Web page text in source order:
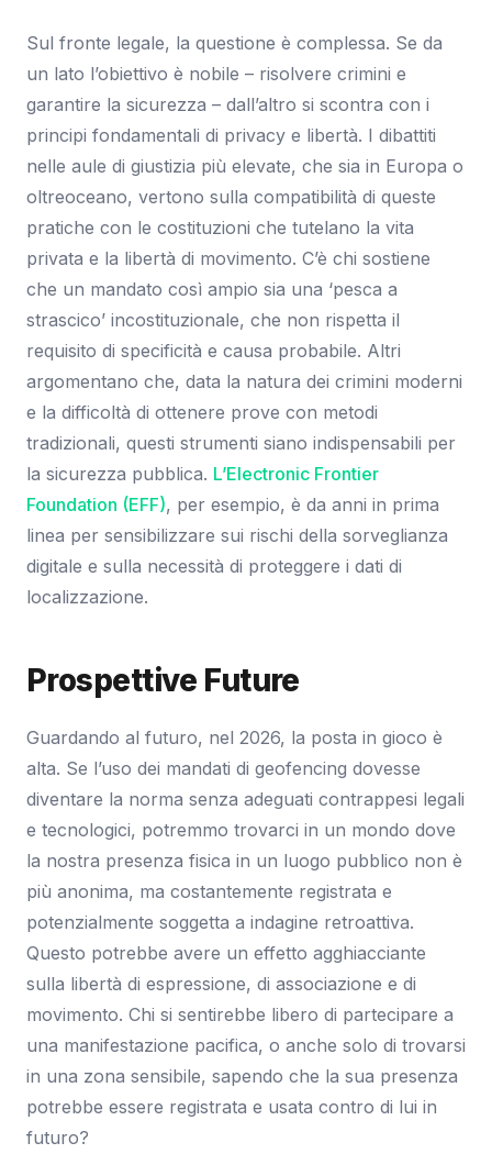
Sul fronte legale, la questione è complessa. Se da
un lato l’obiettivo è nobile – risolvere crimini e
garantire la sicurezza – dall’altro si scontra con i
principi fondamentali di privacy e libertà. I dibattiti
nelle aule di giustizia più elevate, che sia in Europa o
oltreoceano, vertono sulla compatibilità di queste
pratiche con le costituzioni che tutelano la vita
privata e la libertà di movimento. C’è chi sostiene
che un mandato così ampio sia una ‘pesca a
strascico’ incostituzionale, che non rispetta il
requisito di specificità e causa probabile. Altri
argomentano che, data la natura dei crimini moderni
e la difficoltà di ottenere prove con metodi
tradizionali, questi strumenti siano indispensabili per
la sicurezza pubblica. L’Electronic Frontier
Foundation (EFF), per esempio, è da anni in prima
linea per sensibilizzare sui rischi della sorveglianza
digitale e sulla necessità di proteggere i dati di
localizzazione.
Prospettive Future
Guardando al futuro, nel 2026, la posta in gioco è
alta. Se l’uso dei mandati di geofencing dovesse
diventare la norma senza adeguati contrappesi legali
e tecnologici, potremmo trovarci in un mondo dove
la nostra presenza fisica in un luogo pubblico non è
più anonima, ma costantemente registrata e
potenzialmente soggetta a indagine retroattiva.
Questo potrebbe avere un effetto agghiacciante
sulla libertà di espressione, di associazione e di
movimento. Chi si sentirebbe libero di partecipare a
una manifestazione pacifica, o anche solo di trovarsi
in una zona sensibile, sapendo che la sua presenza
potrebbe essere registrata e usata contro di lui in
futuro?